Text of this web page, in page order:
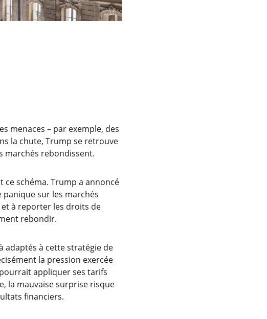
menaces – par exemple, des
la chute, Trump se retrouve
marchés rebondissent.
ce schéma. Trump a annoncé
sur les marchés
à reporter les droits de
rebondir.
adaptés à cette stratégie de
la pression exercée
appliquer ses tarifs
la mauvaise surprise risque
financiers.